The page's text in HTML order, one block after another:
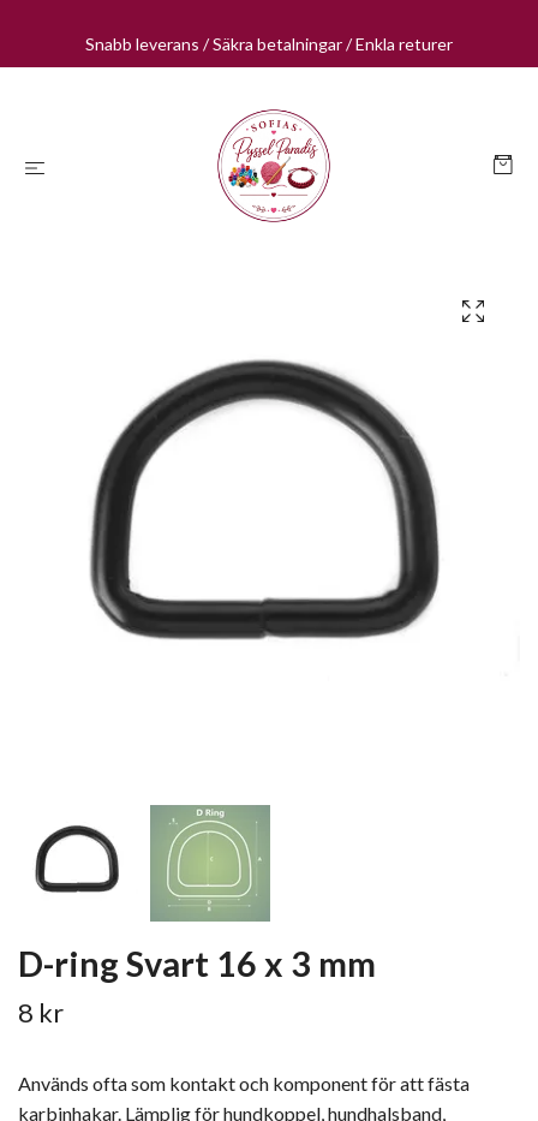
Snabb leverans / Säkra betalningar / Enkla returer
D-ring Svart 16 x 3 mm
8 kr
Används ofta som kontakt och komponent för att fästa
karbinhakar. Lämplig för hundkoppel, hundhalsband,